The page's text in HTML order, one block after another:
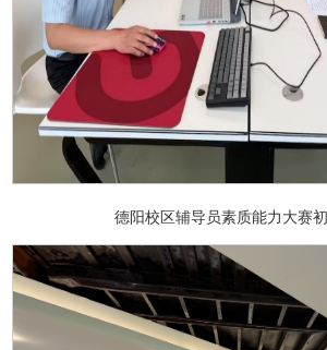
德阳校区辅导员素质能力大赛